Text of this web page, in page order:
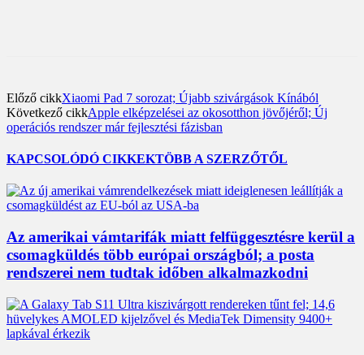
Előző cikkXiaomi Pad 7 sorozat; Újabb szivárgások Kínából
Következő cikkApple elképzelései az okosotthon jövőjéről; Új
operációs rendszer már fejlesztési fázisban
KAPCSOLÓDÓ CIKKEKTÖBB A SZERZŐTŐL
Az amerikai vámtarifák miatt felfüggesztésre kerül a
csomagküldés több európai országból; a posta
rendszerei nem tudtak időben alkalmazkodni